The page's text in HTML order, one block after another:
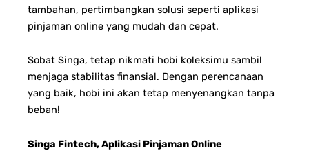
tambahan, pertimbangkan solusi seperti aplikasi
pinjaman online yang mudah dan cepat.
Sobat Singa, tetap nikmati hobi koleksimu sambil
menjaga stabilitas finansial. Dengan perencanaan
yang baik, hobi ini akan tetap menyenangkan tanpa
beban!
Singa Fintech, Aplikasi Pinjaman Online